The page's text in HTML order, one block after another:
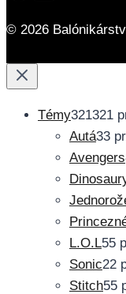
© 2026
Témy321321
Autá33
Avengers
L.O.L55
Sonic22
Stitch55